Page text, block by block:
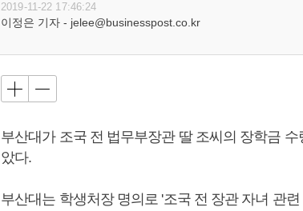
2019-11-22 17:46:24
이정은 기자 - jelee@businesspost.co.kr
부산대가 조국 전 법무부장관 딸 조씨의 장학금
았다.
부산대는 학생처장 명의로 '조국 전 장관 자녀 관